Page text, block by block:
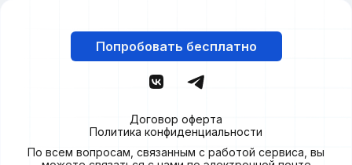
Попробовать бесплатно
Договор оферта
Политика конфиденциальности
По всем вопросам, связанным с работой сервиса, вы